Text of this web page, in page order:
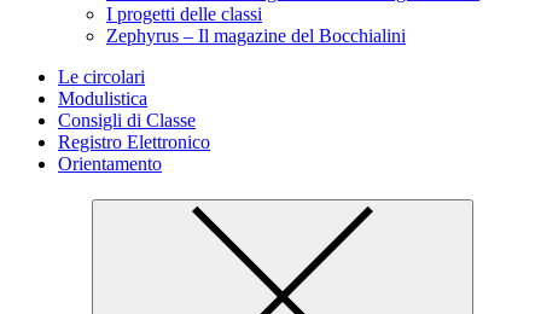
I progetti delle classi
Zephyrus – Il magazine del Bocchialini
Le circolari
Modulistica
Consigli di Classe
Registro Elettronico
Orientamento